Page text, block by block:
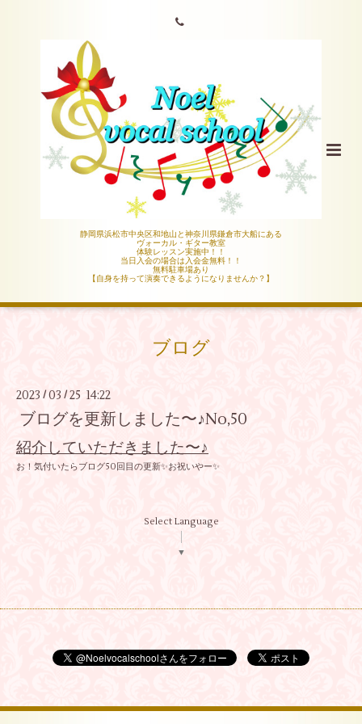
静岡県浜松市中央区和地山と神奈川県鎌倉市大船にある
ヴォーカル・ギター教室
体験レッスン実施中！！
当日入会の場合は入会金無料！！
無料駐車場あり
【自身を持って演奏できるようになりませんか？】
ブログ
2023 /03 / 25 14:22
ブログを更新しました〜♪No,50
紹介していただきました〜♪
お！気付いたらブログ50回目の更新✨お祝いやー✨
Select Language
▼